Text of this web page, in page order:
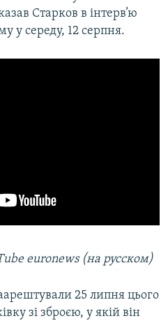
Старков в інтерв’ю
у середу, 12 серпня.
euronews (на русском)
25 липня цього
зі зброєю, у якій він